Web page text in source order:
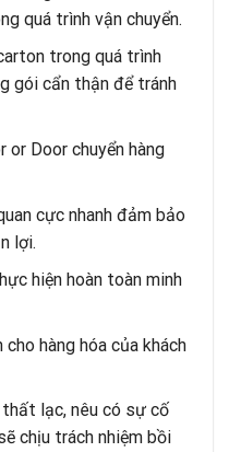
quá trình vận chuyển.
trong quá trình
gói cẩn thận để tránh
or Door chuyển hàng
cực nhanh đảm bảo
lợi.
hiện hoàn toàn minh
hàng hóa của khách
lạc, nêu có sự cố
chịu trách nhiệm bồi